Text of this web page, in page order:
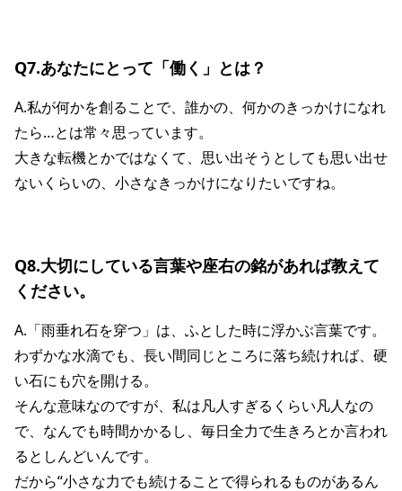
Q7.あなたにとって「働く」とは？
A.私が何かを創ることで、誰かの、何かのきっかけになれ
たら…とは常々思っています。
大きな転機とかではなくて、思い出そうとしても思い出せ
ないくらいの、小さなきっかけになりたいですね。
Q8.大切にしている言葉や座右の銘があれば教えて
ください。
A.「雨垂れ石を穿つ」は、ふとした時に浮かぶ言葉です。
わずかな水滴でも、長い間同じところに落ち続ければ、硬
い石にも穴を開ける。
そんな意味なのですが、私は凡人すぎるくらい凡人なの
で、なんでも時間かかるし、毎日全力で生きろとか言われ
るとしんどいんです。
だから“小さな力でも続けることで得られるものがあるん